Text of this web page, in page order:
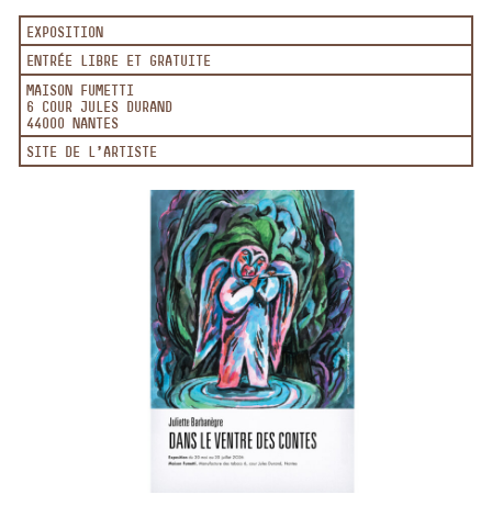
EXPOSITION
ENTRÉE LIBRE ET GRATUITE
MAISON FUMETTI
6 COUR JULES DURAND
44000 NANTES
SITE DE L'ARTISTE